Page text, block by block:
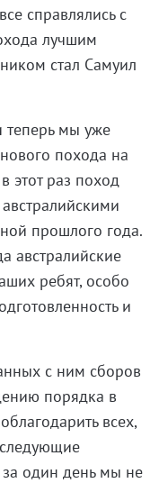
справлялись с
лучшим
стал Самуил
теперь мы уже
похода на
этот раз поход
прошлого года.
австралийские
ребят, особо
и
с ним сборов
порядка в
всех,
за один день мы не